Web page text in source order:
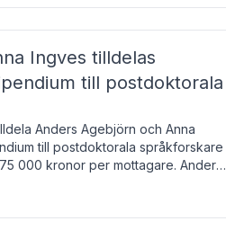
Ingves tilldelas
till postdoktorala
Anders Agebjörn och Anna
till postdoktorala språkforskare
000 kronor per mottagare. Anders